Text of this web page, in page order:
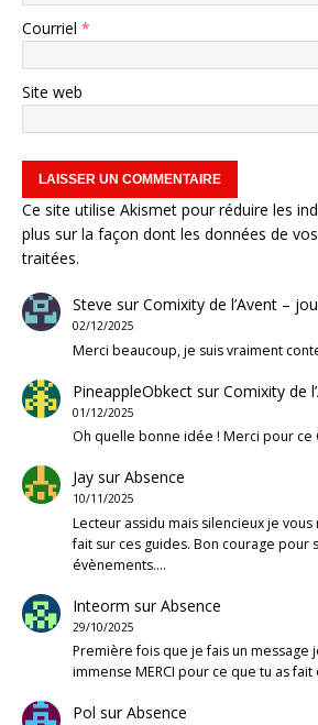
Courriel *
Site web
Ce site utilise Akismet pour réduire les
plus sur la façon dont les données de
traitées.
Steve surComixity de l’Avent –
02/12/2025
Merci beaucoup, je suis vraiment
PineappleObkectsurComixity de
01/12/2025
Oh quelle bonne idée ! Merci pour ce
JaysurAbsence
10/11/2025
Lecteur assidu mais silencieux je
fait sur ces guides. Bon courage pour
évènements.…
Inteorm surAbsence
29/10/2025
Première fois que je fais un message
immense MERCI pour ce que tu as fait
Pol surAbsence